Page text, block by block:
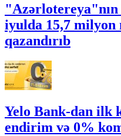
iyulda 15,7 milyon
qazandırıb
Yelo Bank-dan ilk
endirim və 0%